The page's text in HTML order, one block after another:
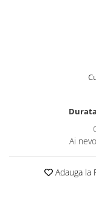
Ai
Adauga la